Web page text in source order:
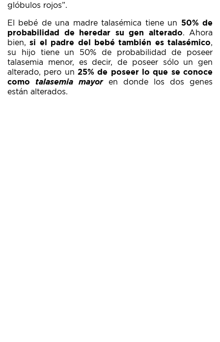
glóbulos rojos”.
El bebé de una madre talasémica tiene un 50% de
probabilidad de heredar su gen alterado. Ahora
bien,si el padre del bebé también es talasémico,
su hijo tiene un 50% de probabilidad de poseer
talasemia menor, es decir, de poseer sólo un gen
alterado, pero un 25% de poseer lo que se conoce
como talasemia mayor en donde los dos genes
están alterados.